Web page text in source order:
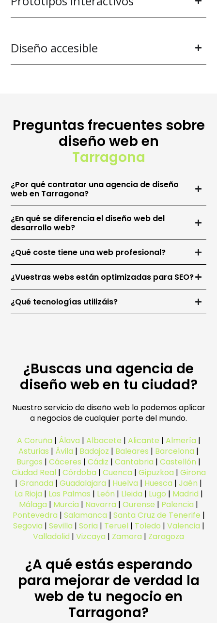
Diseño accesible
Preguntas frecuentes sobre
diseño web en
Tarragona
¿Por qué contratar una agencia de diseño
web en Tarragona?
¿En qué se diferencia el diseño web del
desarrollo web?
¿Qué coste tiene una web profesional?
¿Vuestras webs están optimizadas para SEO?
¿Qué tecnologías utilizáis?
¿Buscas una agencia de
diseño web en tu ciudad?
Nuestro servicio de diseño web lo podemos aplicar
a negocios de cualquier parte del mundo.
A Coruña | Álava | Albacete | Alicante | Almería |
Asturias | Ávila | Badajoz | Baleares | Barcelona |
Burgos | Cáceres | Cádiz | Cantabria | Castellón |
Ciudad Real| Córdoba | Cuenca | Gipuzkoa | Girona
| Granada | Guadalajara | Huelva | Huesca | Jaén |
La Rioja | Las Palmas | León | Lleida | Lugo | Madrid |
Málaga | Murcia | Navarra | Ourense | Palencia |
Pontevedra | Salamanca | Santa Cruz de Tenerife |
Segovia | Sevilla | Soria | Teruel| Toledo | Valencia |
Valladolid | Vizcaya | Zamora | Zaragoza
¿A qué estás esperando
para mejorar de verdad la
web de tu negocio en
Tarragona?